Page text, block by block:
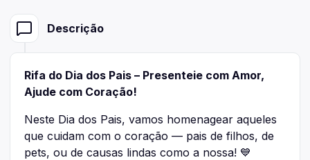
Descrição
Rifa do Dia dos Pais – Presenteie com Amor,
Ajude com Coração!
Neste Dia dos Pais, vamos homenagear aqueles
que cuidam com o coração — pais de filhos, de
pets, ou de causas lindas como a nossa! 💙